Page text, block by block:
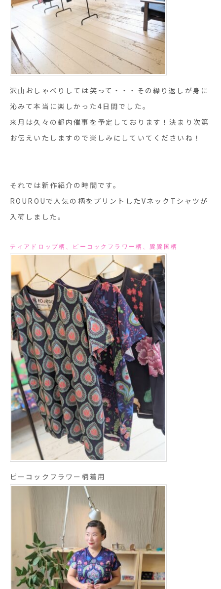
沢山おしゃべりしては笑って・・・その繰り返しが身に
沁みて本当に楽しかった4日間でした。
来月は久々の都内催事を予定しております！決まり次第
お伝えいたしますので楽しみにしていてくださいね！
それでは新作紹介の時間です。
ROUROUで人気の柄をプリントしたVネックTシャツが
入荷しました。
ティアドロップ柄、ピーコックフラワー柄、 朧朧国柄
ピーコックフラワー柄着用